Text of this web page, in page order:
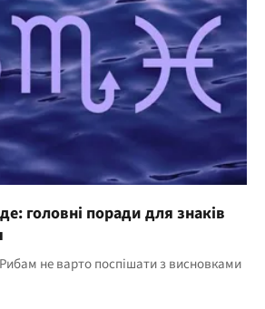
головні поради для знаків
не варто поспішати з висновками